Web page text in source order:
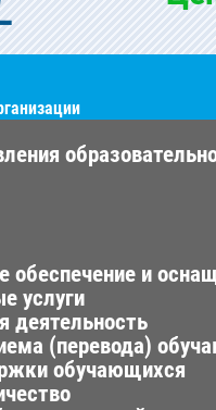
обеспечение и
услуги
деятельность
(перевода)
обучающихся